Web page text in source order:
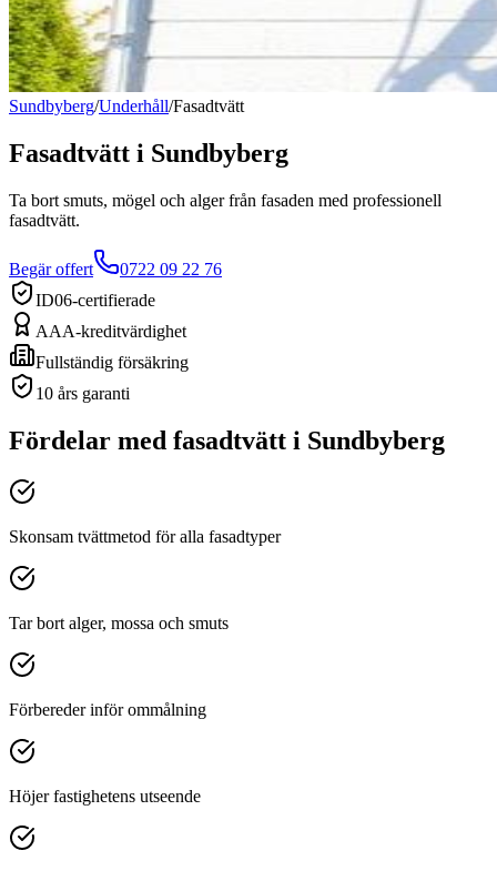
Sundbyberg/Underhåll/Fasadtvätt
Fasadtvätt i Sundbyberg
Ta bort smuts, mögel och alger från fasaden med professionell
fasadtvätt.
Begär offert
0722 09 22 76
ID06-certifierade
AAA-kreditvärdighet
Fullständig försäkring
10 års garanti
Fördelar med fasadtvätt i Sundbyberg
Skonsam tvättmetod för alla fasadtyper
Tar bort alger, mossa och smuts
Förbereder inför ommålning
Höjer fastighetens utseende